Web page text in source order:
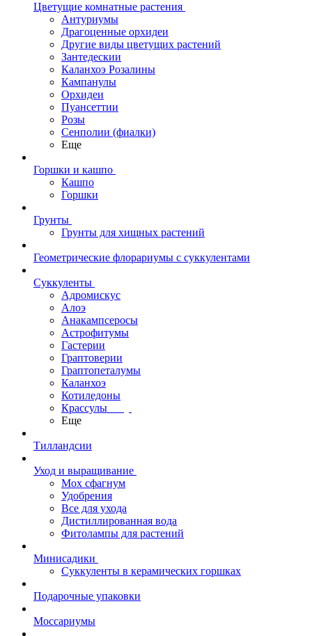
Цветущие комнатные растения
Антуриумы
Драгоценные орхидеи
Другие виды цветущих растений
Зантедескии
Каланхоэ Розалины
Кампанулы
Орхидеи
Пуансеттии
Розы
Сенполии (фиалки)
Еще
Горшки и кашпо
Кашпо
Горшки
Грунты
Грунты для хищных растений
Геометрические флорариумы с суккулентами
Суккуленты
Адромискус
Алоэ
Анакампсеросы
Астрофитумы
Гастерии
Граптоверии
Граптопеталумы
Каланхоэ
Котиледоны
Крассулы
Еще
Тилландсии
Уход и выращивание
Мох сфагнум
Удобрения
Все для ухода
Дистиллированная вода
Фитолампы для растений
Минисадики
Суккуленты в керамических горшках
Подарочные упаковки
Моссариумы